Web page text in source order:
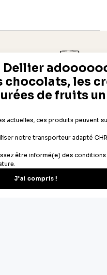
Livraison rapide 24/48h
Offerte dès 69 € en point
spéciales.